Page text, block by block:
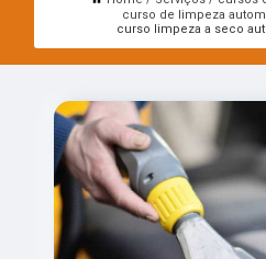
curso de limpeza
curso limpeza a seco